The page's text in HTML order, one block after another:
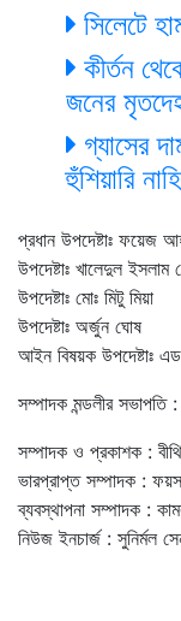
সিলেটে
কীর্তন
জনের
গ্যাসের
হুঁশিয়ারি
প্রধান উপদেষ্টাঃ ফয়েজ
উপদেষ্টাঃ খালেদুল ইসলাম
উপদেষ্টাঃ মোঃ মিটু মিয়া
উপদেষ্টাঃ অর্জুন ঘোষ
আইন বিষয়ক উপদেষ্টাঃ
সম্পাদক মন্ডলীর সভাপতি :
সম্পাদক ও প্রকাশক :
ভারপ্রাপ্ত সম্পাদক :
ব্যবস্থাপনা সম্পাদক :
নিউজ ইনচার্জ : সুনির্মল